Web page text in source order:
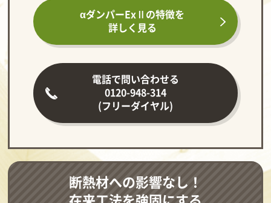
αダンパーExⅡの特徴を
詳しく見る
電話で問い合わせる
0120-948-314
(フリーダイヤル)
断熱材への影響なし！